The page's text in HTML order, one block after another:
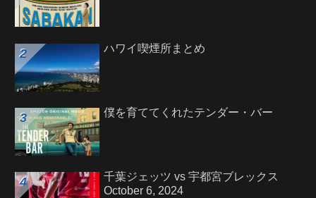
ハワイ喫煙所まとめ
僕を育ててくれたテンダー・バー
千葉ジェッツ vs 宇都宮ブレックス
October 6, 2024